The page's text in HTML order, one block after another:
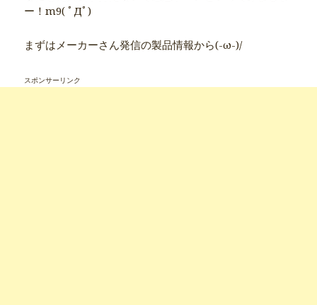
ー！m9( ﾟДﾟ)
まずはメーカーさん発信の製品情報から(-ω-)/
スポンサーリンク